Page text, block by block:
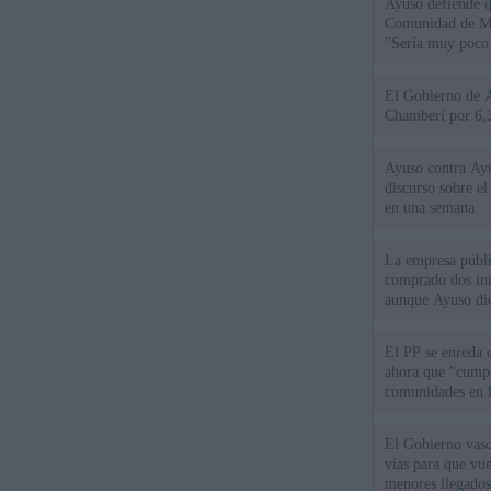
Ayuso defiende
Comunidad de
"Sería muy
El Gobierno de
Chamberí por
Ayuso contra
discurso sobre
en una semana
La empresa
comprado dos
aunque Ayuso
El PP se
ahora que
comunidades en
El Gobierno
vías para que
menores